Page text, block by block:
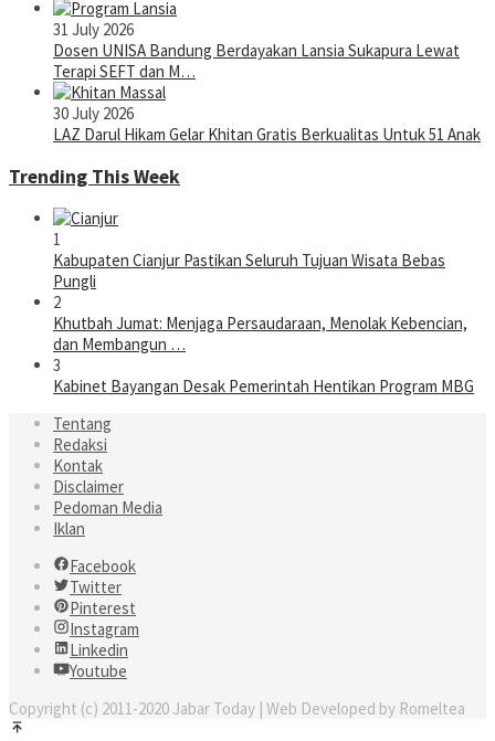
31 July 2026
Dosen UNISA Bandung Berdayakan Lansia Sukapura Lewat
Terapi SEFT dan M…
30 July 2026
LAZ Darul Hikam Gelar Khitan Gratis Berkualitas Untuk 51 Anak
Trending This Week
1
Kabupaten Cianjur Pastikan Seluruh Tujuan Wisata Bebas
Pungli
2
Khutbah Jumat: Menjaga Persaudaraan, Menolak Kebencian,
dan Membangun …
3
Kabinet Bayangan Desak Pemerintah Hentikan Program MBG
Tentang
Redaksi
Kontak
Disclaimer
Pedoman Media
Iklan
Facebook
Twitter
Pinterest
Instagram
Linkedin
Youtube
Copyright (c) 2011-2020 Jabar Today | Web Developed by Romeltea